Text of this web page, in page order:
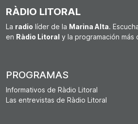
RÀDIO LITORAL
La radio líder de la Marina Alta.
en Ràdio Litoral y la programación más
PROGRAMAS
Informativos de Ràdio Litoral
Las entrevistas de Ràdio Litoral